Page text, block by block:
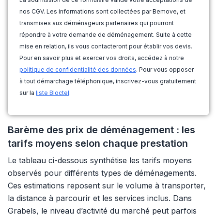
nos CGV. Les informations sont collectées par Bemove, et
transmises aux déménageurs partenaires qui pourront
répondre à votre demande de déménagement. Suite à cette
mise en relation, ils vous contacteront pour établir vos devis.
Pour en savoir plus et exercer vos droits, accédez à notre
politique de confidentialité des données. Pour vous opposer
à tout démarchage téléphonique, inscrivez-vous gratuitement
sur la liste Bloctel.
Barème des prix de déménagement : les
tarifs moyens selon chaque prestation
Le tableau ci-dessous synthétise les tarifs moyens
observés pour différents types de déménagements.
Ces estimations reposent sur le volume à transporter,
la distance à parcourir et les services inclus. Dans
Grabels, le niveau d’activité du marché peut parfois